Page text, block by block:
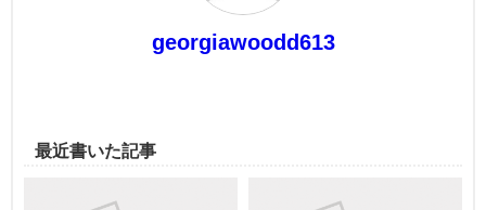
georgiawoodd613
最近書いた記事